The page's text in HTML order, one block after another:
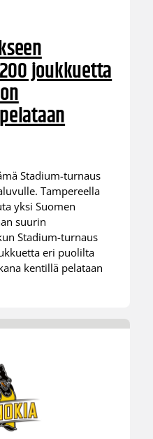
joukkuetta
Stadium-turnaus
Tampereella
yksi Suomen
suurin
Stadium-turnaus
eri puolilta
kentillä pelataan